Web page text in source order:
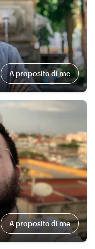
A proposito di me
A proposito di me